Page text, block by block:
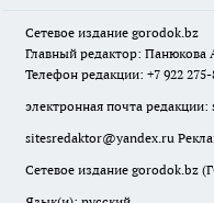
Сетевое издание gorodok.bz
Главный редактор: Панюкова
Телефон редакции: +7 922 275-
электронная почта редакции:
sitesredaktor@yandex.ru
Сетевое издание gorodok.bz